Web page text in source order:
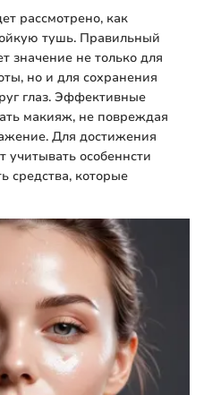
рассмотрено, как
тушь. Правильный
значение не только для
но и для сохранения
глаз. Эффективные
макияж, не повреждая
Для достижения
учитывать особеннсти
средства, которые